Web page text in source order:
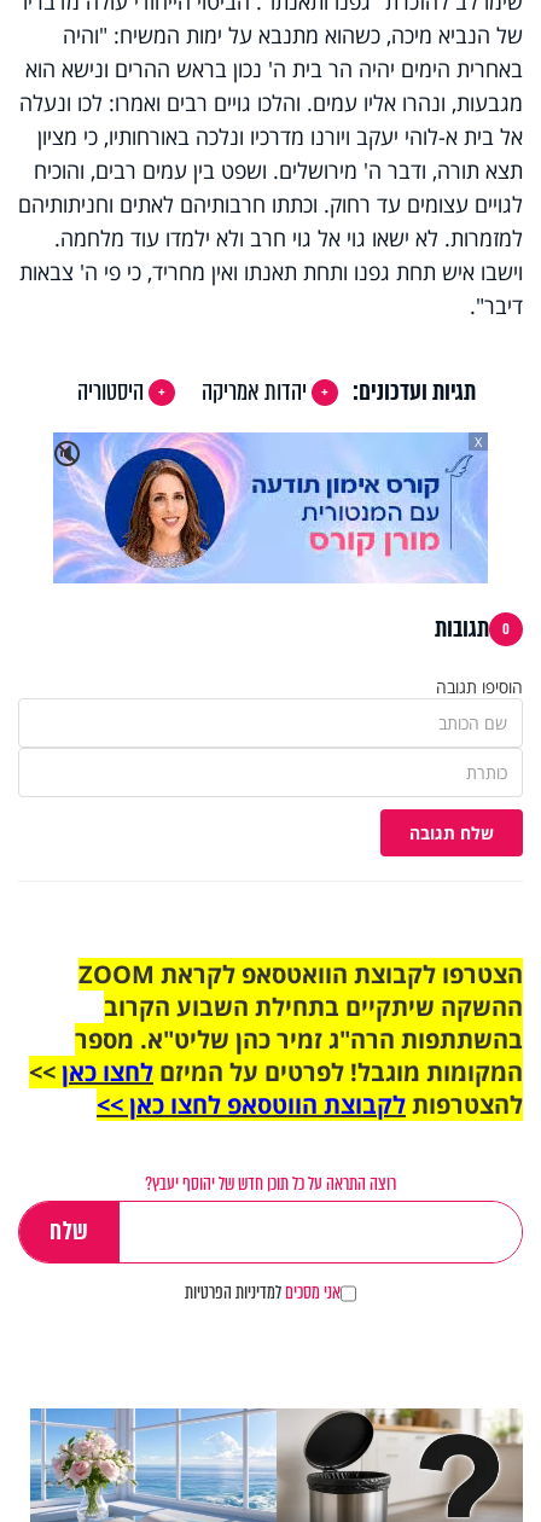
של הנביא מיכה, כשהוא מתנבא על ימות המשיח: "והיה
באחרית הימים יהיה הר בית ה' נכון בראש ההרים ונישא הוא
מגבעות, ונהרו אליו עמים. והלכו גויים רבים ואמרו: לכו ונעלה
אל בית א-לוהי יעקב ויורנו מדרכיו ונלכה באורחותיו, כי מציון
תצא תורה, ודבר ה' מירושלים. ושפט בין עמים רבים, והוכיח
לגויים עצומים עד רחוק. וכתתו חרבותיהם לאתים וחניתותיהם
למזמרות. לא ישאו גוי אל גוי חרב ולא ילמדו עוד מלחמה.
וישבו איש תחת גפנו ותחת תאנתו ואין מחריד, כי פי ה' צבאות
דיבר".
תגיות ועדכונים: יהדות אמריקה
היסטוריה
🔇
X
0 תגובות
הוסיפו תגובה
שלח תגובה
הצטרפו לקבוצת הוואטסאפ לקראת ZOOM
ההשקה שיתקיים בתחילת השבוע הקרוב
בהשתתפות הרה"ג זמיר כהן שליט"א. מספר
המקומות מוגבל! לפרטים על המיזם לחצו כאן>>
להצטרפותלקבוצת הווטסאפ לחצו כאן >>
רוצה התראה על כל תוכן חדש של יהוסף יעבץ?
אני מסכיםלמדיניות הפרטיות